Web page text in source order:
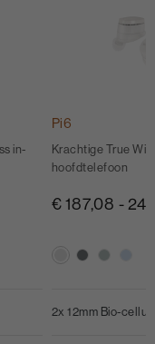
in-
Pi6
Krachtige True
hoofdtelefoon
€ 187,08 -
2x 12mm Bio-